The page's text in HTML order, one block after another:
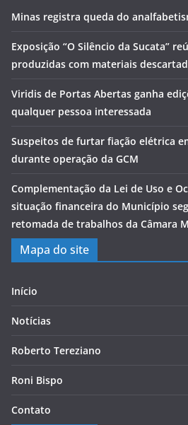
Minas registra queda do
Exposição “O Silêncio da Sucata”
produzidas com materiais
Viridis de Portas Abertas ganha
qualquer pessoa interessada
Suspeitos de furtar fiação elétrica
durante operação da GCM
Complementação da Lei de Uso e
situação financeira do Município
retomada de trabalhos da Câmara
Mapa do site
Início
Notícias
Roberto Tereziano
Roni Bispo
Contato